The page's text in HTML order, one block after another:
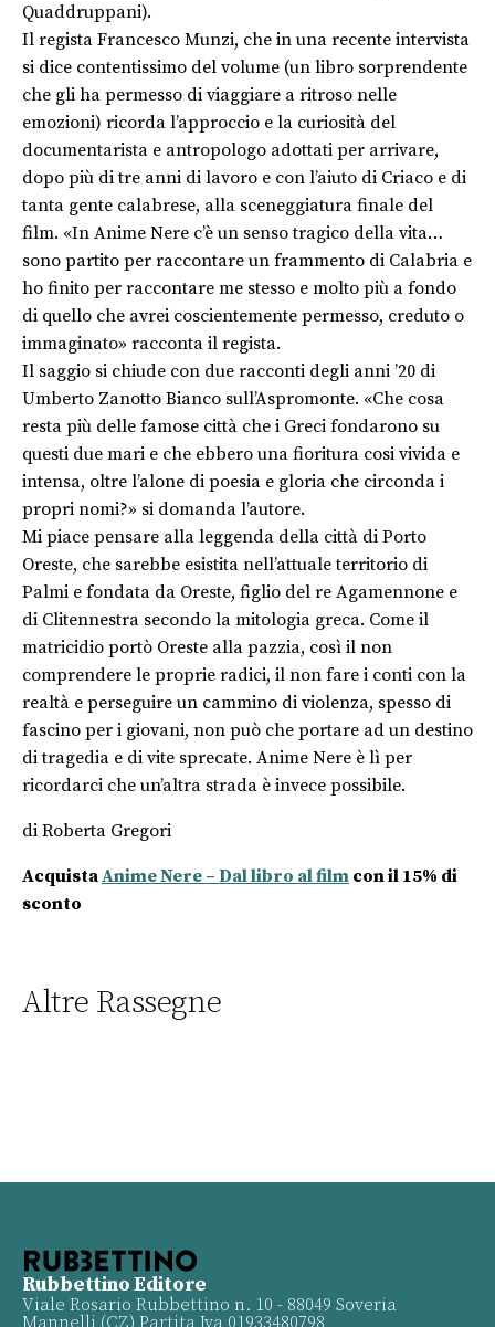
Quaddruppani).
Il regista Francesco Munzi, che in una recente intervista
si dice contentissimo del volume (un libro sorprendente
che gli ha permesso di viaggiare a ritroso nelle
emozioni) ricorda l’approccio e la curiosità del
documentarista e antropologo adottati per arrivare,
dopo più di tre anni di lavoro e con l’aiuto di Criaco e di
tanta gente calabrese, alla sceneggiatura finale del
film. «In Anime Nere c’è un senso tragico della vita…
sono partito per raccontare un frammento di Calabria e
ho finito per raccontare me stesso e molto più a fondo
di quello che avrei coscientemente permesso, creduto o
immaginato» racconta il regista.
Il saggio si chiude con due racconti degli anni ’20 di
Umberto Zanotto Bianco sull’Aspromonte. «Che cosa
resta più delle famose città che i Greci fondarono su
questi due mari e che ebbero una fioritura cosi vivida e
intensa, oltre l’alone di poesia e gloria che circonda i
propri nomi?» si domanda l’autore.
Mi piace pensare alla leggenda della città di Porto
Oreste, che sarebbe esistita nell’attuale territorio di
Palmi e fondata da Oreste, figlio del re Agamennone e
di Clitennestra secondo la mitologia greca. Come il
matricidio portò Oreste alla pazzia, così il non
comprendere le proprie radici, il non fare i conti con la
realtà e perseguire un cammino di violenza, spesso di
fascino per i giovani, non può che portare ad un destino
di tragedia e di vite sprecate. Anime Nere è lì per
ricordarci che un’altra strada è invece possibile.
di Roberta Gregori
AcquistaAnime Nere – Dal libro al film con il 15% di
sconto
Altre Rassegne
Rubbettino Editore
Viale Rosario Rubbettino n. 10 - 88049 Soveria